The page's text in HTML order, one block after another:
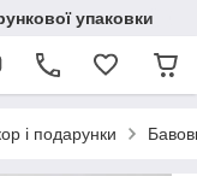
упаковки
і подарунки